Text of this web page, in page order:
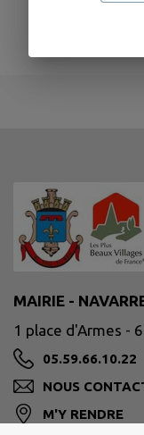
MAIRIE -
1 place d'Armes -
05.59.66.10.22
NOUS
M'Y RENDRE